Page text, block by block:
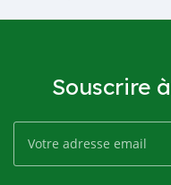
Souscrire